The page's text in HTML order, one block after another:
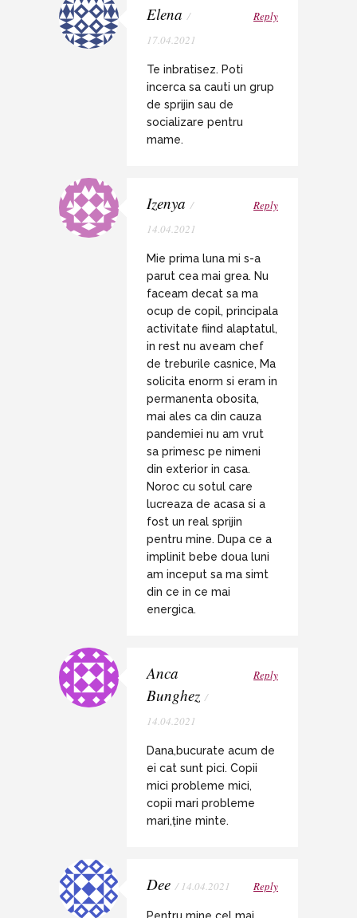
Elena /
17.04.2021
Reply
Te inbratisez. Poti
incerca sa cauti un grup
de sprijin sau de
socializare pentru
mame.
Izenya /
14.04.2021
Reply
Mie prima luna mi s-a
parut cea mai grea. Nu
faceam decat sa ma
ocup de copil, principala
activitate fiind alaptatul,
in rest nu aveam chef
de treburile casnice, Ma
solicita enorm si eram in
permanenta obosita,
mai ales ca din cauza
pandemiei nu am vrut
sa primesc pe nimeni
din exterior in casa.
Noroc cu sotul care
lucreaza de acasa si a
fost un real sprijin
pentru mine. Dupa ce a
implinit bebe doua luni
am inceput sa ma simt
din ce in ce mai
energica.
Anca
Bunghez /
14.04.2021
Reply
Dana,bucurate acum de
ei cat sunt pici. Copii
mici probleme mici,
copii mari probleme
mari,ține minte.
Dee / 14.04.2021 Reply